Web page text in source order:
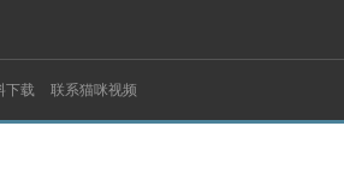
下载 联系猫咪视频